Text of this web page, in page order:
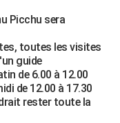
Picchu sera
toutes les visites
guide
de 6.00 à 12.00
de 12.00 à 17.30
rester toute la